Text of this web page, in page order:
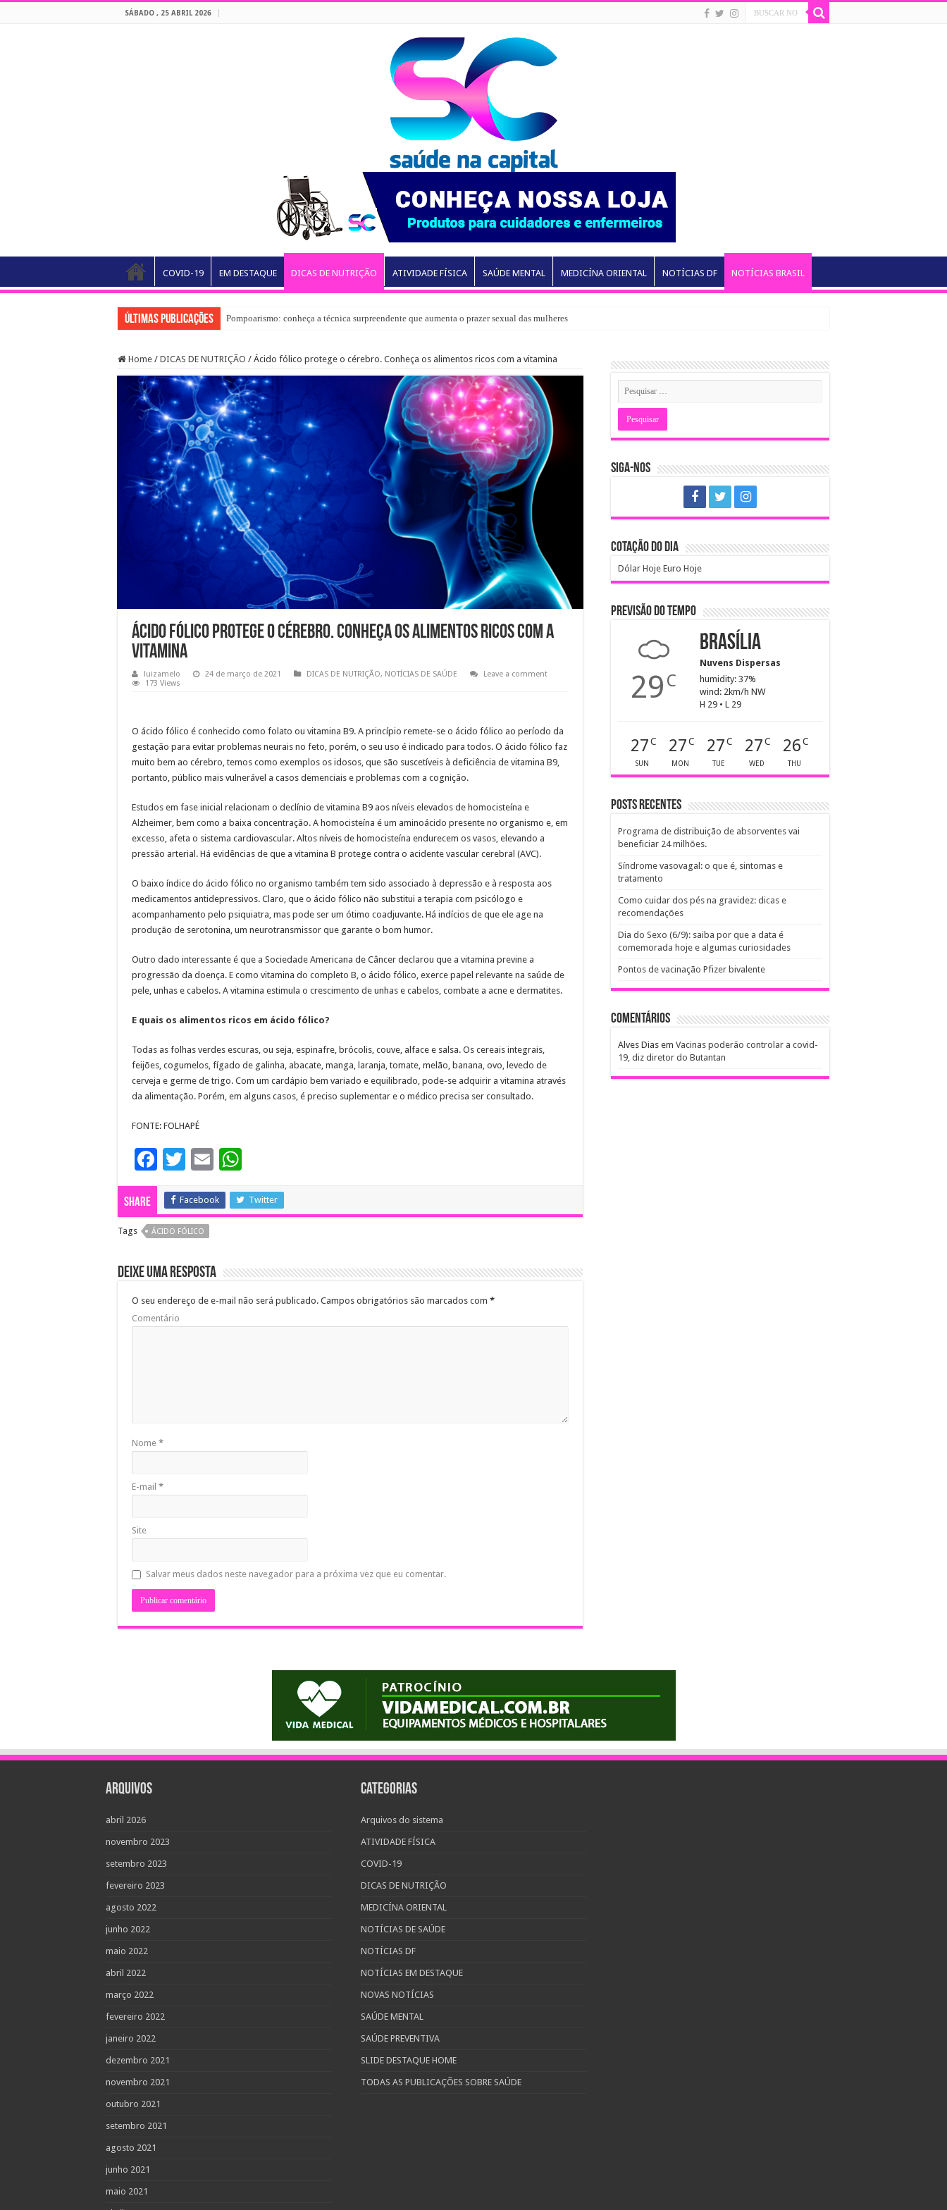
SÁBADO , 25 ABRIL 2026
COVID-19 EM DESTAQUE DICAS DE NUTRIÇÃO ATIVIDADE FÍSICA SAÚDE MENTAL MEDICÍNA ORIENTAL NOTÍCIAS DF NOTÍCIAS BRASIL
ÚLTIMAS PUBLICAÇÕES Pompoarismo: conheça a técnica surpreendente que aumenta o prazer sexual das mulheres
Home / DICAS DE NUTRIÇÃO / Ácido fólico protege o cérebro. Conheça os alimentos ricos com a vitamina
Ácido fólico protege o cérebro. Conheça os alimentos ricos com a
vitamina
luizamelo 24 de março de 2021 DICAS DE NUTRIÇÃO, NOTÍCIAS DE SAÚDE
Leave a comment
173 Views
O ácido fólico é conhecido como folato ou vitamina B9. A princípio remete-se o ácido fólico ao período da
gestação para evitar problemas neurais no feto, porém, o seu uso é indicado para todos. O ácido fólico faz
muito bem ao cérebro, temos como exemplos os idosos, que são suscetíveis à deficiência de vitamina B9,
portanto, público mais vulnerável a casos demenciais e problemas com a cognição.
Estudos em fase inicial relacionam o declínio de vitamina B9 aos níveis elevados de homocisteína e
Alzheimer, bem como a baixa concentração. A homocisteína é um aminoácido presente no organismo e, em
excesso, afeta o sistema cardiovascular. Altos níveis de homocisteína endurecem os vasos, elevando a
pressão arterial. Há evidências de que a vitamina B protege contra o acidente vascular cerebral (AVC).
O baixo índice do ácido fólico no organismo também tem sido associado à depressão e à resposta aos
medicamentos antidepressivos. Claro, que o ácido fólico não substitui a terapia com psicólogo e
acompanhamento pelo psiquiatra, mas pode ser um ótimo coadjuvante. Há indícios de que ele age na
produção de serotonina, um neurotransmissor que garante o bom humor.
Outro dado interessante é que a Sociedade Americana de Câncer declarou que a vitamina previne a
progressão da doença. E como vitamina do completo B, o ácido fólico, exerce papel relevante na saúde de
pele, unhas e cabelos. A vitamina estimula o crescimento de unhas e cabelos, combate a acne e dermatites.
E quais os alimentos ricos em ácido fólico?
Todas as folhas verdes escuras, ou seja, espinafre, brócolis, couve, alface e salsa. Os cereais integrais,
feijões, cogumelos, fígado de galinha, abacate, manga, laranja, tomate, melão, banana, ovo, levedo de
cerveja e germe de trigo. Com um cardápio bem variado e equilibrado, pode-se adquirir a vitamina através
da alimentação. Porém, em alguns casos, é preciso suplementar e o médico precisa ser consultado.
FONTE: FOLHAPÉ
F
e
b
o
k
T
tt
er
E
ai at
p
Share Facebook Twitter
Tags ÁCIDO FÓLICO
Deixe uma resposta
O seu endereço de e-mail não será publicado. Campos obrigatórios são marcados com *
Comentário
Nome *
E-mail *
Site
Salvar meus dados neste navegador para a próxima vez que eu comentar.
SIGA-NOS
COTAÇÃO DO DIA
Dólar Hoje Euro Hoje
PREVISÃO DO TEMPO
29 C
Brasília
Nuvens Dispersas
humidity: 37%
wind: 2km/h NW
H 29 • L 29
27 C
SUN
27 C
MON
27 C
TUE
27 C
WED
26 C
THU
Posts recentes
Programa de distribuição de absorventes vai
beneficiar 24 milhões.
Síndrome vasovagal: o que é, sintomas e
tratamento
Como cuidar dos pés na gravidez: dicas e
recomendações
Dia do Sexo (6/9): saiba por que a data é
comemorada hoje e algumas curiosidades
Pontos de vacinação Pfizer bivalente
Comentários
Alves Dias em Vacinas poderão controlar a covid-
19, diz diretor do Butantan
Arquivos
abril 2026
novembro 2023
setembro 2023
fevereiro 2023
agosto 2022
junho 2022
maio 2022
abril 2022
março 2022
fevereiro 2022
janeiro 2022
dezembro 2021
novembro 2021
outubro 2021
setembro 2021
agosto 2021
junho 2021
maio 2021
Categorias
Arquivos do sistema
ATIVIDADE FÍSICA
COVID-19
DICAS DE NUTRIÇÃO
MEDICÍNA ORIENTAL
NOTÍCIAS DE SAÚDE
NOTÍCIAS DF
NOTÍCIAS EM DESTAQUE
NOVAS NOTÍCIAS
SAÚDE MENTAL
SAÚDE PREVENTIVA
SLIDE DESTAQUE HOME
TODAS AS PUBLICAÇÕES SOBRE SAÚDE